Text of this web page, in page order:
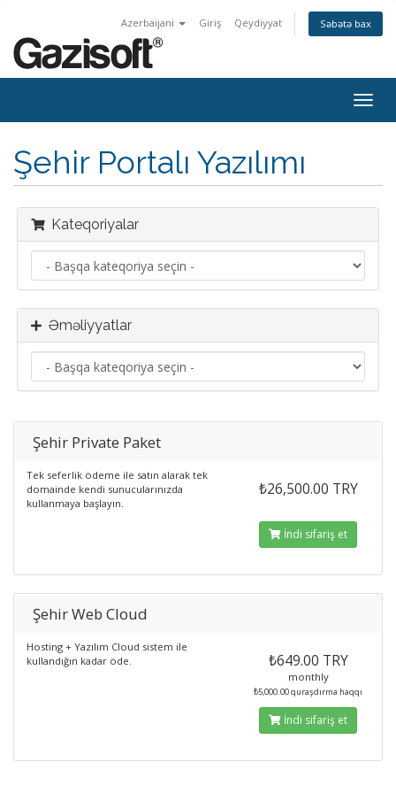
Azerbaijani Giriş Qeydiyyat Səbətə bax
keçid
Şehir Portalı Yazılımı
Kateqoriyalar
Əməliyyatlar
Şehir Private Paket
Tek seferlik ödeme ile satın alarak tek
domainde kendi sunucularınızda
kullanmaya başlayın.
₺26,500.00 TRY
İndi sifariş et
Şehir Web Cloud
Hosting + Yazılım Cloud sistem ile
kullandığın kadar öde.
₺649.00 TRY
monthly
₺5,000.00 quraşdırma haqqı
İndi sifariş et